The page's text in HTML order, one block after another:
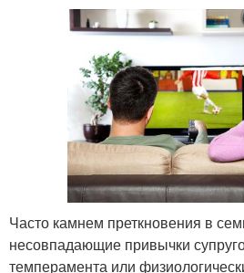
Часто камнем преткновения в
несовпадающие привычки
темперамента или